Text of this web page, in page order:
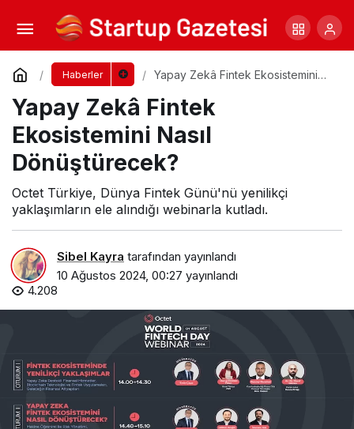
Haberler
Yapay Zekâ Fintek Ekosistemini
Yapay Zekâ Fintek
Ekosistemini Nasıl
Dönüştürecek?
Octet Türkiye, Dünya Fintek Günü'nü yenilikçi
yaklaşımların ele alındığı webinarla kutladı.
Sibel Kayra tarafından yayınlandı
10 Ağustos 2024, 00:27 yayınlandı
4.208
Oyunlaştırma ile Markalar Müşterilerini
Bağlıyor
Yorum Yap Paylaş